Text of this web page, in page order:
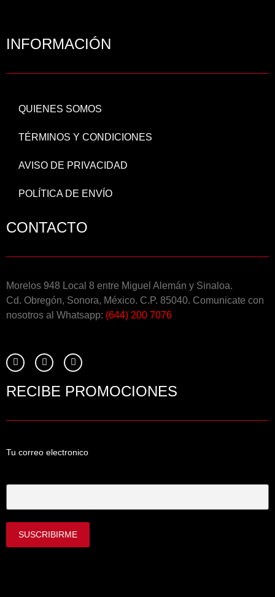
INFORMACIÓN
QUIENES SOMOS
TÉRMINOS Y CONDICIONES
AVISO DE PRIVACIDAD
POLÍTICA DE ENVÍO
CONTACTO
Morelos 948 Local 8 entre Miguel Alemán y Sinaloa.
Cd. Obregón, Sonora, México. C.P. 85040. Comunicate con
nosotros al Whatsapp: (644) 200 7076
RECIBE PROMOCIONES
Tu correo electronico